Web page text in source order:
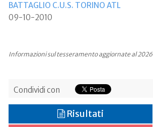
BATTAGLIO C.U.S. TORINO ATL
09-10-2010
Informazioni sul tesseramento aggiornate al 2026
Condividi con
Risultati